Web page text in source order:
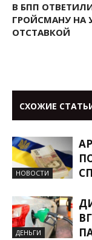
В БПП
ГРОЙСМАНУ НА
ОТСТАВКОЙ
СХОЖИЕ
НОВОСТИ
ДЕНЬГИ